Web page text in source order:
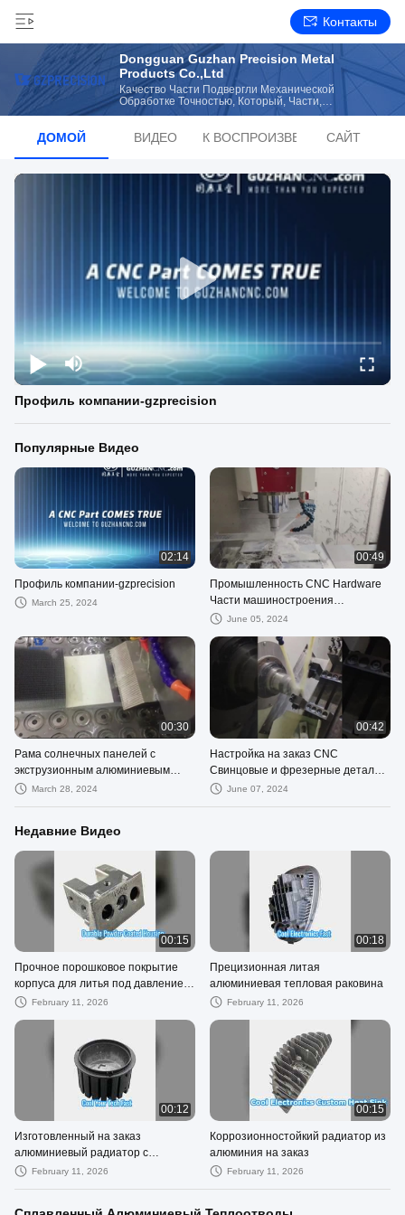
Контакты
Dongguan Guzhan Precision Metal
Products Co.,Ltd
Качество Части Подвергли Механической
Обработке Точностью, Который, Части,
Обрабатываемые С Помощью Станков С ЧПУ
ДОМОЙ ВИДЕОСПИСОК ВОСПРОИЗВЕДЕНИЙСАЙТ
Профиль компании-gzprecision
Популярные Видео
02:14
Профиль компании-gzprecision
March 25, 2024
00:49
Промышленность CNC Hardware
Части машиностроения
Настройка CNC Machining
June 05, 2024
00:30
Рама солнечных панелей с
экструзионным алюминиевым
анодированием,
March 28, 2024
00:42
Настройка на заказ CNC
Свинцовые и фрезерные детали
Компоненты Полировка
June 07, 2024
Недавние Видео
00:15
Прочное порошковое покрытие
корпуса для литья под давлением
алюминия
February 11, 2026
00:18
Прецизионная литая
алюминиевая тепловая раковина
February 11, 2026
00:12
Изготовленный на заказ
алюминиевый радиатор с
быстрым охлаждением
February 11, 2026
00:15
Коррозионностойкий радиатор из
алюминия на заказ
February 11, 2026